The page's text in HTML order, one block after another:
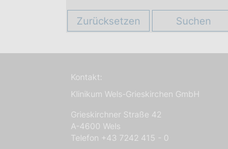
Zurücksetzen Suchen
Kontakt:
Klinikum Wels-Grieskirchen GmbH
Grieskirchner Straße 42
A-4600 Wels
Telefon +43 7242 415 - 0